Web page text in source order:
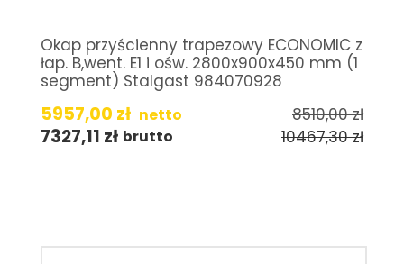
Okap przyścienny trapezowy ECONOMIC z
łap. B,went. E1 i ośw. 2800x900x450 mm (1
segment) Stalgast 984070928
5957,00 zł netto 8510,00zł
7327,11 zł brutto 10467,30zł